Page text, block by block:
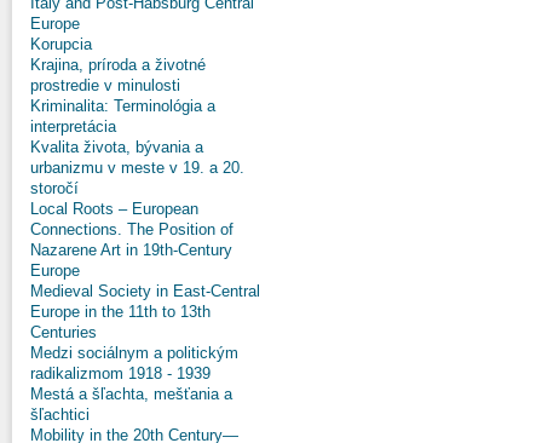
Europe
Korupcia
Krajina, príroda a životné
prostredie v minulosti
Kriminalita: Terminológia a
interpretácia
Kvalita života, bývania a
urbanizmu v meste v 19. a 20.
storočí
Local Roots – European
Connections. The Position of
Nazarene Art in 19th-Century
Europe
Medieval Society in East-Central
Europe in the 11th to 13th
Centuries
Medzi sociálnym a politickým
radikalizmom 1918 - 1939
Mestá a šľachta, mešťania a
šľachtici
Mobility in the 20th Century—